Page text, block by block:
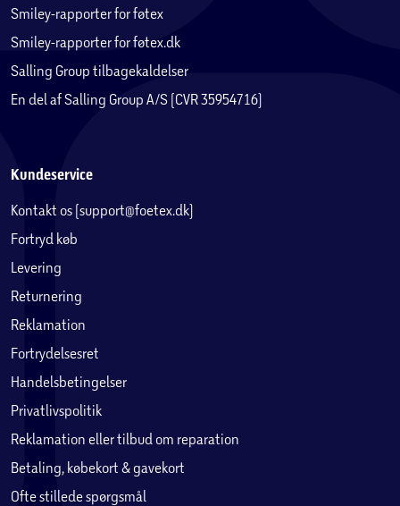
Smiley-rapporter for føtex
Smiley-rapporter for føtex.dk
Salling Group tilbagekaldelser
En del af Salling Group A/S (CVR 35954716)
Kundeservice
Kontakt os (support@foetex.dk)
Fortryd køb
Levering
Returnering
Reklamation
Fortrydelsesret
Handelsbetingelser
Privatlivspolitik
Reklamation eller tilbud om reparation
Betaling, købekort & gavekort
Ofte stillede spørgsmål